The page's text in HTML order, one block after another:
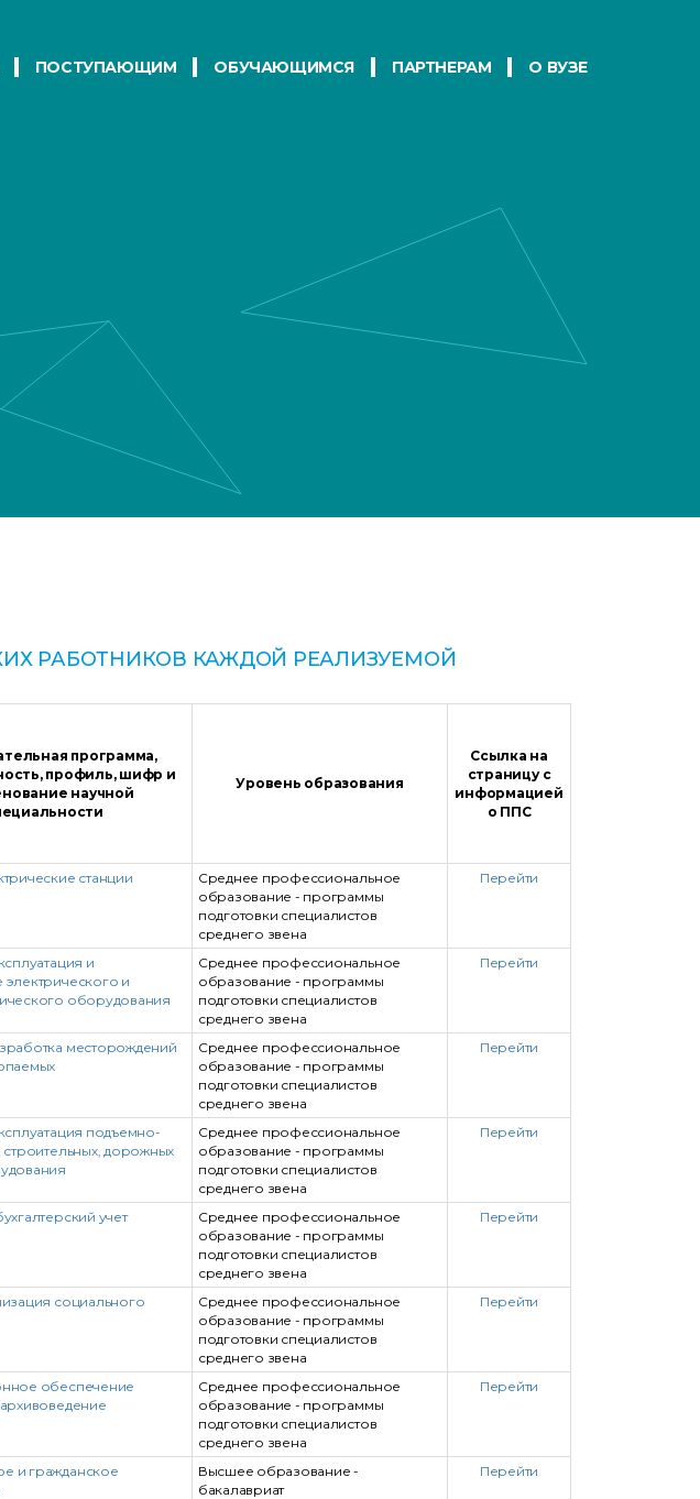
ПОСТУПАЮЩИМ ОБУЧАЮЩИМСЯ ПАРТНЕРАМ О ВУЗЕ
РАБОТНИКОВ КАЖДОЙ РЕАЛИЗУЕМОЙ
программа,
профиль, шифр и
научной
Уровень образования
Ссылка на
страницу с
информацией
о ППС
станции
Среднее профессиональное
образование - программы
подготовки специалистов
среднего звена
Перейти
и
и
оборудования
Среднее профессиональное
образование - программы
подготовки специалистов
среднего звена
Перейти
месторождений
Среднее профессиональное
образование - программы
подготовки специалистов
среднего звена
Перейти
подъемно-
строительных, дорожных
Среднее профессиональное
образование - программы
подготовки специалистов
среднего звена
Перейти
учет
Среднее профессиональное
образование - программы
подготовки специалистов
среднего звена
Перейти
социального
Среднее профессиональное
образование - программы
подготовки специалистов
среднего звена
Перейти
обеспечение
Среднее профессиональное
образование - программы
подготовки специалистов
среднего звена
Перейти
и гражданское
Высшее образование -
бакалавриат
Перейти